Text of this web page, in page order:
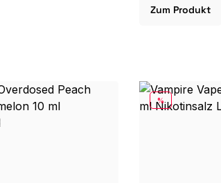
Zum Produkt
RABATT
%